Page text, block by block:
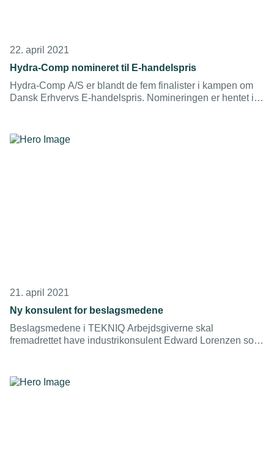
22. april 2021
Hydra-Comp nomineret til E-handelspris
Hydra-Comp A/S er blandt de fem finalister i kampen om
Dansk Erhvervs E-handelspris. Nomineringen er hentet i
ved et stort anlagt show i København den 20. maj.
21. april 2021
Ny konsulent for beslagsmedene
Beslagsmedene i TEKNIQ Arbejdsgiverne skal
fremadrettet have industrikonsulent Edward Lorenzen som